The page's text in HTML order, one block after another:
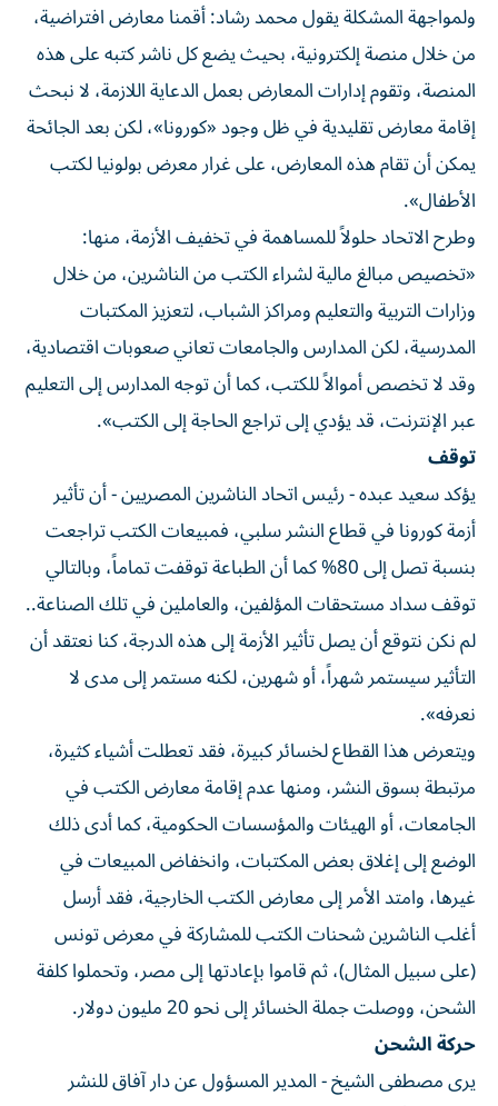
ولمواجهة المشكلة يقول محمد رشاد: أقمنا معارض افتراضية،
من خلال منصة إلكترونية، بحيث يضع كل ناشر كتبه على هذه
المنصة، وتقوم إدارات المعارض بعمل الدعاية اللازمة، لا نبحث
إقامة معارض تقليدية في ظل وجود «كورونا»، لكن بعد الجائحة
يمكن أن تقام هذه المعارض، على غرار معرض بولونيا لكتب
الأطفال».
وطرح الاتحاد حلولاً للمساهمة في تخفيف الأزمة، منها:
«تخصيص مبالغ مالية لشراء الكتب من الناشرين، من خلال
وزارات التربية والتعليم ومراكز الشباب، لتعزيز المكتبات
المدرسية، لكن المدارس والجامعات تعاني صعوبات اقتصادية،
وقد لا تخصص أموالاً للكتب، كما أن توجه المدارس إلى التعليم
عبر الإنترنت، قد يؤدي إلى تراجع الحاجة إلى الكتب».
توقف
يؤكد سعيد عبده - رئيس اتحاد الناشرين المصريين - أن تأثير
أزمة كورونا في قطاع النشر سلبي، فمبيعات الكتب تراجعت
بنسبة تصل إلى 80% كما أن الطباعة توقفت تماماً، وبالتالي
توقف سداد مستحقات المؤلفين، والعاملين في تلك الصناعة..
لم نكن نتوقع أن يصل تأثير الأزمة إلى هذه الدرجة، كنا نعتقد أن
التأثير سيستمر شهراً، أو شهرين، لكنه مستمر إلى مدى لا
نعرفه».
ويتعرض هذا القطاع لخسائر كبيرة، فقد تعطلت أشياء كثيرة،
مرتبطة بسوق النشر، ومنها عدم إقامة معارض الكتب في
الجامعات، أو الهيئات والمؤسسات الحكومية، كما أدى ذلك
الوضع إلى إغلاق بعض المكتبات، وانخفاض المبيعات في
غيرها، وامتد الأمر إلى معارض الكتب الخارجية، فقد أرسل
أغلب الناشرين شحنات الكتب للمشاركة في معرض تونس
(على سبيل المثال)، ثم قاموا بإعادتها إلى مصر، وتحملوا كلفة
الشحن، ووصلت جملة الخسائر إلى نحو 20 مليون دولار.
حركة الشحن
يرى مصطفى الشيخ - المدير المسؤول عن دار آفاق للنشر